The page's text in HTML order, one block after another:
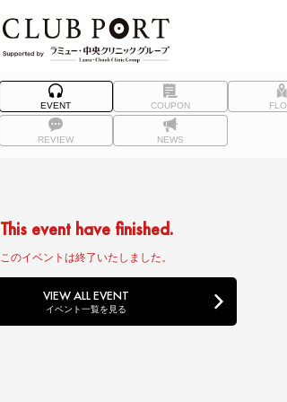
EVENT COUPON
REVIEW NEWS
This event have finished.
このイベントは終了いたしました。
VIEW ALL EVENT
イベント一覧を見る